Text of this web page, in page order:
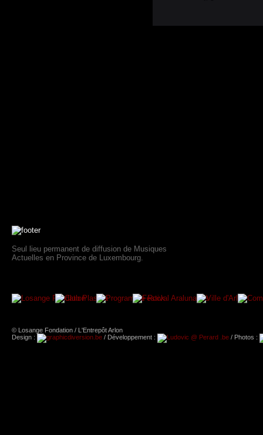
Seul lieu permanent de diffusion de Musiques
Actuelles en Province de Luxembourg.
© Losange Fondation / L'Entrepôt Arlon
Design :
/ Développement : / Photos :